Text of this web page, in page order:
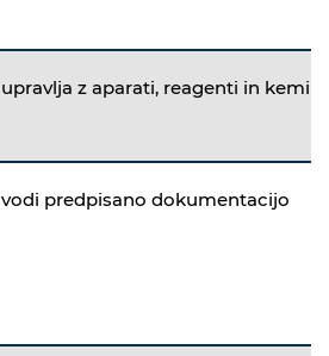
upravlja z aparati, reagenti in
vodi predpisano dokumentacijo